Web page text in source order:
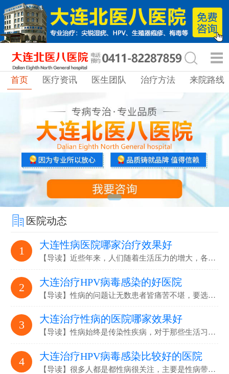
首页 医疗资讯 医生团队 治疗方法 来院路线
医院动态
1 大连性病医院哪家治疗效果好
【导读】近些年来，人们随着生活压力的增大，各…
2 大连治疗HPV病毒感染的好医院
【导读】性病的问题让无数患者皆痛苦不堪，要选…
3 大连治疗性病的医院哪家效果好
【导读】性病始终是传染性疾病，对于那些生活习…
4 大连治疗HPV病毒感染比较好的医院
【导读】很多人都是都性病很关注，主要是性病带…